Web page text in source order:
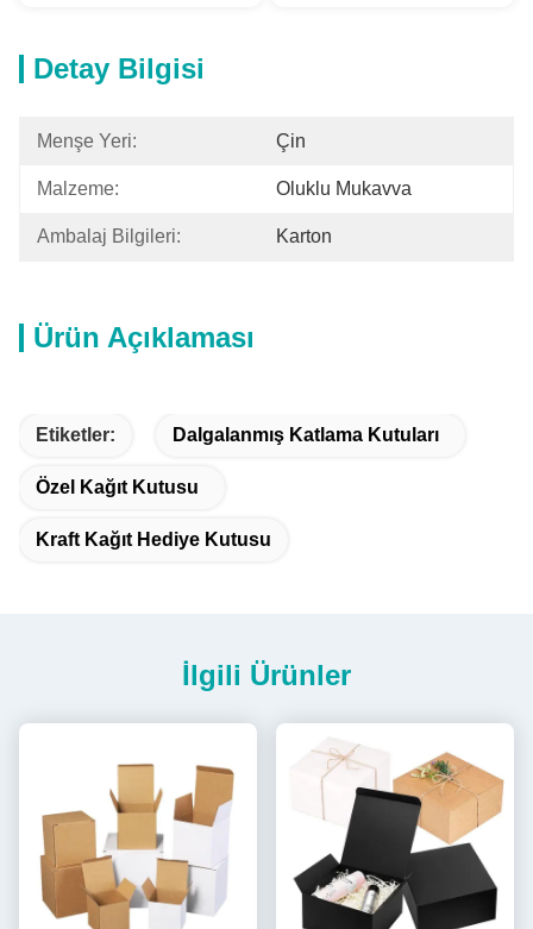
Detay Bilgisi
Menşe Yeri: Çin
Malzeme: Oluklu Mukavva
Ambalaj Bilgileri: Karton
Ürün Açıklaması
Etiketler: Dalgalanmış Katlama Kutuları
Özel Kağıt Kutusu
Kraft Kağıt Hediye Kutusu
İlgili Ürünler